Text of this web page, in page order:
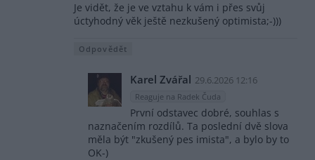
Je vidět, že je ve vztahu k vám i přes svůj
úctyhodný věk ještě nezkušený optimista;-)))
Odpovědět
Karel Zvářal 29.6.2026 12:16
Reaguje na Radek Čuda
První odstavec dobré, souhlas s
naznačením rozdílů. Ta poslední dvě slova
měla být "zkušený pes imista", a bylo by to
OK-)